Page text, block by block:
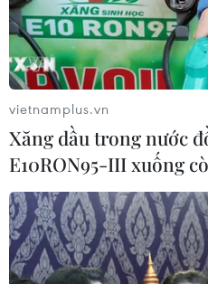
Chàng trai Pháp đạp xe
19.000km tới Việt Nam
28/06/2026 00:22
Thủ đô Indonesia đau
toán “bùng nổ dân số”
17/06/2026 08:32
vietnamplus.vn
Xăng dầu trong nước
E10RON95-III xuống